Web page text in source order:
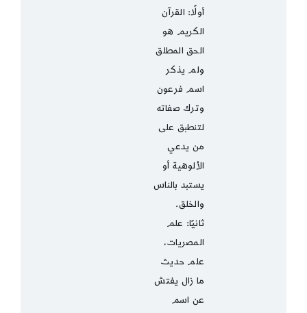
أولًا: القرآن
الكريم هو
الحق المطلق
ولم يذكر
اسم فرعون
وترك صفاته
لتنطبق على
من يدعي
الألوهية أو
يستبد بالناس
والخلق.
ثانيًا: علم
المصريات،
علم حديث
ما زال يفتش
عن اسم